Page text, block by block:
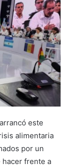
este
alimentaria
por un
hacer frente a